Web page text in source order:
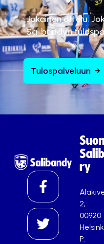
ä
.
Hyväksy
Jokainen ottelu.
Salibandyn
Tulospalveluun
ry
2,
00920
P.